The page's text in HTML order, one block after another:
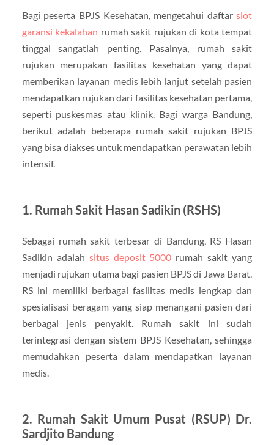
Bagi peserta BPJS Kesehatan, mengetahui daftarslot
garansi kekalahan rumah sakit rujukan di kota tempat
tinggal sangatlah penting. Pasalnya, rumah sakit
rujukan merupakan fasilitas kesehatan yang dapat
memberikan layanan medis lebih lanjut setelah pasien
mendapatkan rujukan dari fasilitas kesehatan pertama,
seperti puskesmas atau klinik. Bagi warga Bandung,
berikut adalah beberapa rumah sakit rujukan BPJS
yang bisa diakses untuk mendapatkan perawatan lebih
intensif.
1. Rumah Sakit Hasan Sadikin (RSHS)
Sebagai rumah sakit terbesar di Bandung, RS Hasan
Sadikin adalah situs deposit 5000 rumah sakit yang
menjadi rujukan utama bagi pasien BPJS di Jawa Barat.
RS ini memiliki berbagai fasilitas medis lengkap dan
spesialisasi beragam yang siap menangani pasien dari
berbagai jenis penyakit. Rumah sakit ini sudah
terintegrasi dengan sistem BPJS Kesehatan, sehingga
memudahkan peserta dalam mendapatkan layanan
medis.
2. Rumah Sakit Umum Pusat (RSUP) Dr.
Sardjito Bandung